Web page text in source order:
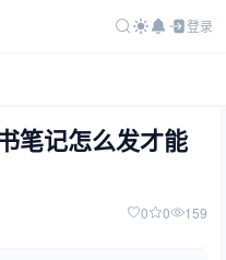
登录
笔记怎么发才能
0 0 159